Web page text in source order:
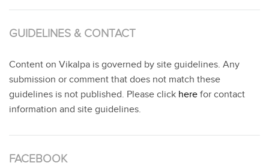
GUIDELINES & CONTACT
Content on Vikalpa is governed by site guidelines. Any
submission or comment that does not match these
guidelines is not published. Please click here for contact
information and site guidelines.
FACEBOOK